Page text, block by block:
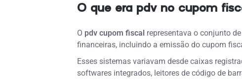
O que era pdv no cupom
O pdv cupom fiscal representava o conjunto
financeiras, incluindo a emissão do cupom
Esses sistemas variavam desde caixas
softwares integrados, leitores de código de